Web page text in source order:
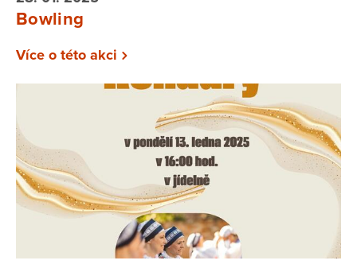
Bowling
Více o této akci